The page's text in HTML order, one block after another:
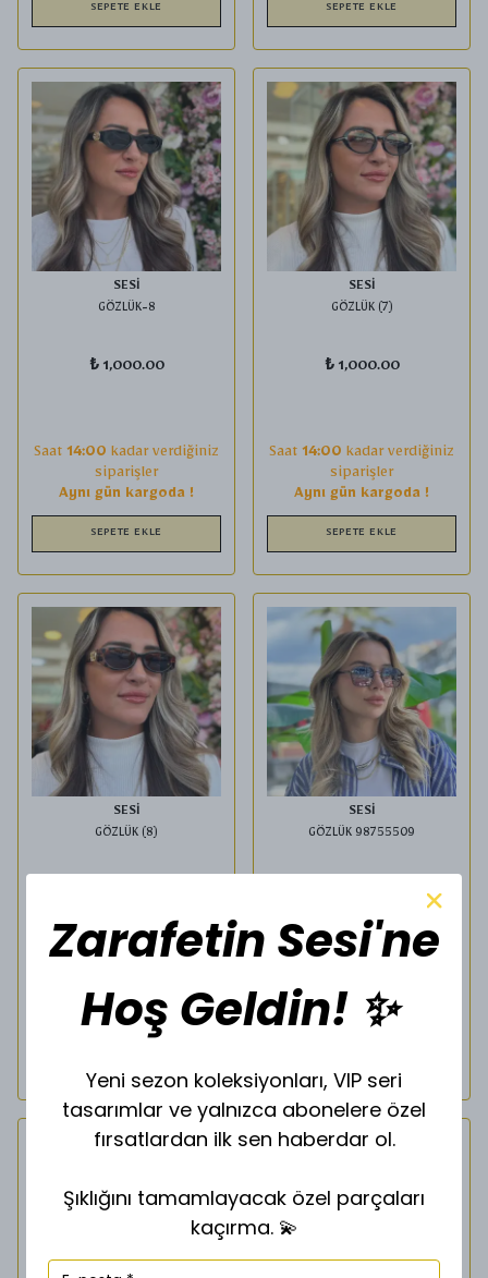
SEPETE EKLE SEPETE EKLE
SESİ
GÖZLÜK-8
₺ 1,000.00
Saat 14:00 kadar verdiğiniz
siparişler
Aynı gün kargoda !
SEPETE EKLE
SESİ
GÖZLÜK (7)
₺ 1,000.00
Saat 14:00 kadar verdiğiniz
siparişler
Aynı gün kargoda !
SEPETE EKLE
SESİ
GÖZLÜK (8)
siparişler
Aynı gün kargoda !
SESİ
GÖZLÜK 98755509
siparişler
Aynı gün kargoda !
Zarafetin Sesi'ne
Hoş Geldin! ✨
Yeni sezon koleksiyonları, VIP seri
tasarımlar ve yalnızca abonelere özel
fırsatlardan ilk sen haberdar ol.
Şıklığını tamamlayacak özel parçaları
kaçırma. 💫